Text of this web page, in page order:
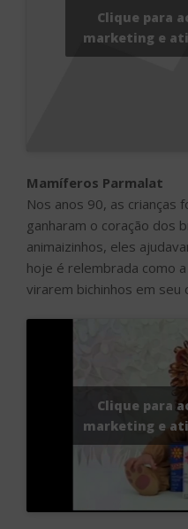
Clique para
marketing e
Mamíferos Parmalat
Nos anos 90, as crianças
ganharam o coração dos
animaizinhos, eles
hoje é relembrada como
virarem bichinhos em seu
Clique para
marketing e